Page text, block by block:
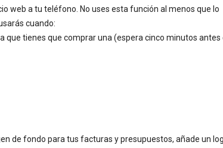
web a tu teléfono. No uses esta función al menos que lo
cuando:
que tienes que comprar una (espera cinco minutos antes
de fondo para tus facturas y presupuestos, añade un